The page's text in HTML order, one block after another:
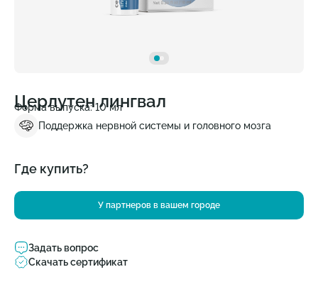
Церлутен лингвал
Форма выпуска: 10 мл
Поддержка нервной системы и головного мозга
Где купить?
У партнеров в вашем городе
Задать вопрос
Скачать сертификат